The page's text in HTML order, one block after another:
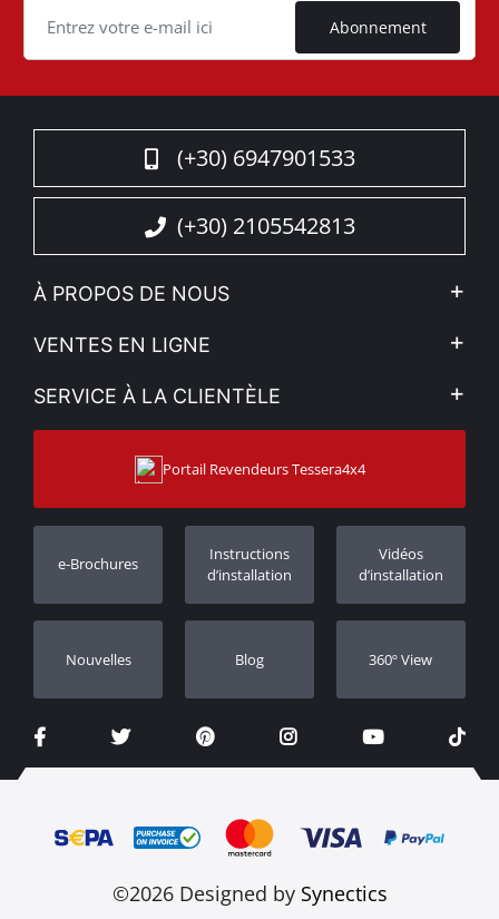
Abonnement
(+30) 6947901533
(+30) 2105542813
À PROPOS DE NOUS
L'entreprise
Voir nos actualités
Sitemap
VENTES EN LIGNE
Mon compte
Moyens d’expédition
SERVICE À LA CLIENTÈLE
Contacter
Assistance aux clients
Suivi des commandes
Concessionnaires
Portail Revendeurs Tessera4x4
e-Brochures
Instructions
d’installation
Vidéos
d’installation
Nouvelles Blog 360º View
©2026 Designed by Synectics